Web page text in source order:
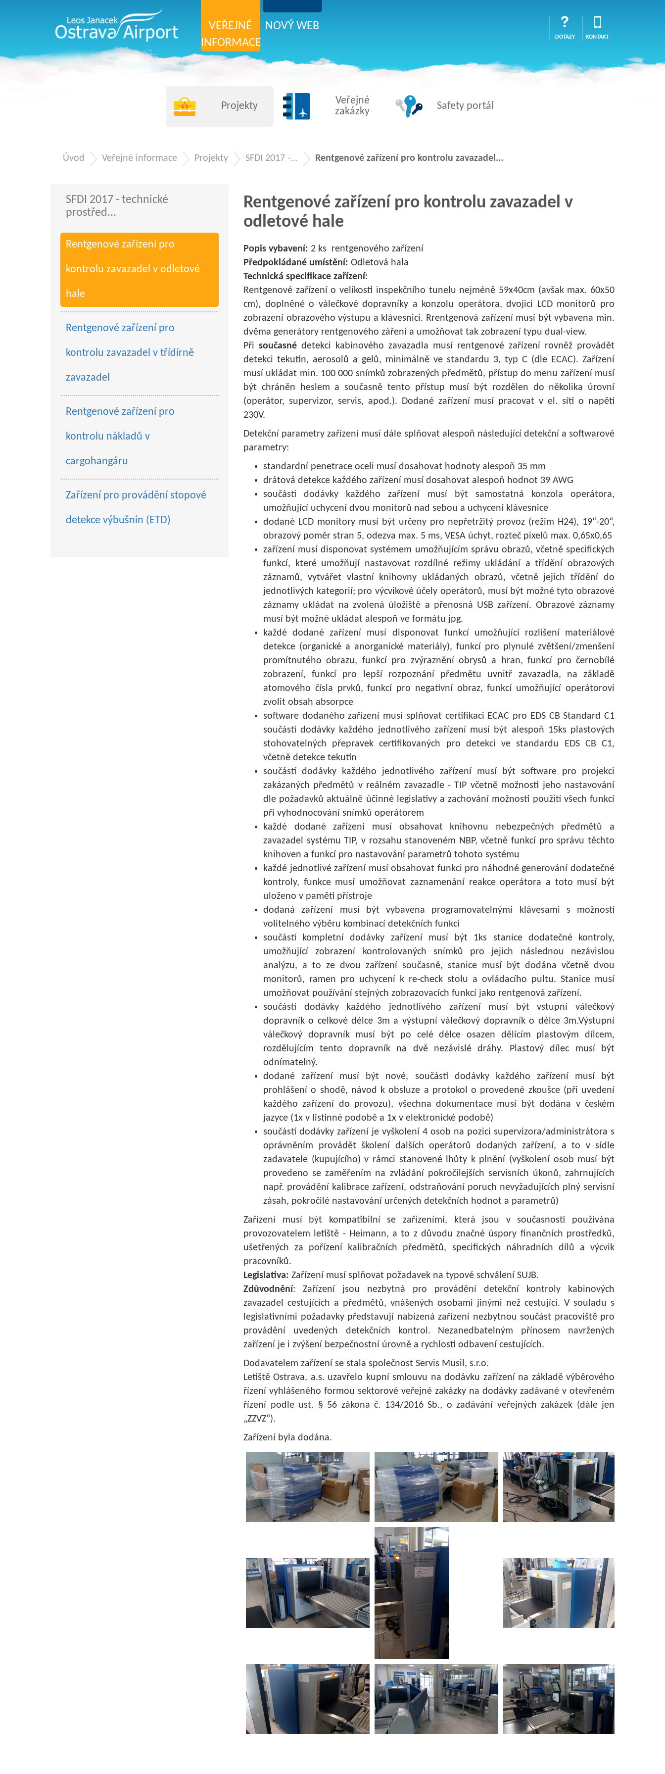
VEŘEJNÉ
INFORMACE
NOVÝ WEB
KONTAKT
DOTAZY
Projekty
Veřejné
zakázky
Safety portál
Úvod Veřejné informace Projekty SFDI 2017 -... Rentgenové zařízení pro kontrolu zavazadel...
Rentgenové zařízení pro kontrolu zavazadel v
odletové hale
Popis vybavení: 2 ks rentgenového zařízení
Předpokládané umístění: Odletová hala
Technická specifikace zařízení:
Rentgenové zařízení o velikosti inspekčního tunelu nejméně 59x40cm (avšak max. 60x50
cm), doplněné o válečkové dopravníky a konzolu operátora, dvojici LCD monitorů pro
zobrazení obrazového výstupu a klávesnici. Rrentgenová zařízení musí být vybavena min.
dvěma generátory rentgenového záření a umožňovat tak zobrazení typu dual-view.
Při současné detekci kabinového zavazadla musí rentgenové zařízení rovněž provádět
detekci tekutin, aerosolů a gelů, minimálně ve standardu 3, typ C (dle ECAC). Zařízení
musí ukládat min. 100 000 snímků zobrazených předmětů, přístup do menu zařízení musí
být chráněn heslem a současně tento přístup musí být rozdělen do několika úrovní
(operátor, supervizor, servis, apod.). Dodané zařízení musí pracovat v el. síti o napětí
230V.
Detekční parametry zařízení musí dále splňovat alespoň následující detekční a softwarové
parametry:
standardní penetrace oceli musí dosahovat hodnoty alespoň 35 mm
drátová detekce každého zařízení musí dosahovat alespoň hodnot 39 AWG
součástí dodávky každého zařízení musí být samostatná konzola operátora,
umožňující uchycení dvou monitorů nad sebou a uchycení klávesnice
dodané LCD monitory musí být určeny pro nepřetržitý provoz (režim H24), 19“-20“,
obrazový poměr stran 5, odezva max. 5 ms, VESA úchyt, rozteč pixelů max. 0,65x0,65
zařízení musí disponovat systémem umožňujícím správu obrazů, včetně specifických
funkcí, které umožňují nastavovat rozdílné režimy ukládání a třídění obrazových
záznamů, vytvářet vlastní knihovny ukládaných obrazů, včetně jejich třídění do
jednotlivých kategorií; pro výcvikové účely operátorů, musí být možné tyto obrazové
záznamy ukládat na zvolená úložiště a přenosná USB zařízení. Obrazové záznamy
musí být možné ukládat alespoň ve formátu jpg.
každé dodané zařízení musí disponovat funkcí umožňující rozlišení materiálové
detekce (organické a anorganické materiály), funkcí pro plynulé zvětšení/zmenšení
promítnutého obrazu, funkcí pro zvýraznění obrysů a hran, funkcí pro černobílé
zobrazení, funkcí pro lepší rozpoznání předmětu uvnitř zavazadla, na základě
atomového čísla prvků, funkcí pro negativní obraz, funkcí umožňující operátorovi
zvolit obsah absorpce
software dodaného zařízení musí splňovat certifikaci ECAC pro EDS CB Standard C1
součástí dodávky každého jednotlivého zařízení musí být alespoň 15ks plastových
stohovatelných přepravek certifikovaných pro detekci ve standardu EDS CB C1,
včetně detekce tekutin
součástí dodávky každého jednotlivého zařízení musí být software pro projekci
zakázaných předmětů v reálném zavazadle - TIP včetně možnosti jeho nastavování
dle požadavků aktuálně účinné legislativy a zachování možnosti použití všech funkcí
při vyhodnocování snímků operátorem
každé dodané zařízení musí obsahovat knihovnu nebezpečných předmětů a
zavazadel systému TIP, v rozsahu stanoveném NBP, včetně funkcí pro správu těchto
knihoven a funkcí pro nastavování parametrů tohoto systému
každé jednotlivé zařízení musí obsahovat funkci pro náhodné generování dodatečné
kontroly, funkce musí umožňovat zaznamenání reakce operátora a toto musí být
uloženo v paměti přístroje
dodaná zařízení musí být vybavena programovatelnými klávesami s možností
volitelného výběru kombinací detekčních funkcí
součástí kompletní dodávky zařízení musí být 1ks stanice dodatečné kontroly,
umožňující zobrazení kontrolovaných snímků pro jejich následnou nezávislou
analýzu, a to ze dvou zařízení současně, stanice musí být dodána včetně dvou
monitorů, ramen pro uchycení k re-check stolu a ovládacího pultu. Stanice musí
umožňovat používání stejných zobrazovacích funkcí jako rentgenová zařízení.
součástí dodávky každého jednotlivého zařízení musí být vstupní válečkový
dopravník o celkové délce 3m a výstupní válečkový dopravník o délce 3m.Výstupní
válečkový dopravník musí být po celé délce osazen dělícím plastovým dílcem,
rozdělujícím tento dopravník na dvě nezávislé dráhy. Plastový dílec musí být
odnímatelný.
dodané zařízení musí být nové, součásti dodávky každého zařízení musí být
prohlášení o shodě, návod k obsluze a protokol o provedené zkoušce (při uvedení
každého zařízení do provozu), všechna dokumentace musí být dodána v českém
jazyce (1x v listinné podobě a 1x v elektronické podobě)
součástí dodávky zařízení je vyškolení 4 osob na pozici supervizora/administrátora s
oprávněním provádět školení dalších operátorů dodaných zařízení, a to v sídle
zadavatele (kupujícího) v rámci stanovené lhůty k plnění (vyškolení osob musí být
provedeno se zaměřením na zvládání pokročilejších servisních úkonů, zahrnujících
např. provádění kalibrace zařízení, odstraňování poruch nevyžadujících plný servisní
zásah, pokročilé nastavování určených detekčních hodnot a parametrů)
Zařízení musí být kompatibilní se zařízeními, která jsou v současnosti používána
provozovatelem letiště - Heimann, a to z důvodu značné úspory finančních prostředků,
ušetřených za pořízení kalibračních předmětů, specifických náhradních dílů a výcvik
pracovníků.
Legislativa: Zařízení musí splňovat požadavek na typové schválení SUJB.
Zdůvodnění: Zařízení jsou nezbytná pro provádění detekční kontroly kabinových
zavazadel cestujících a předmětů, vnášených osobami jinými než cestující. V souladu s
legislativními požadavky představují nabízená zařízení nezbytnou součást pracoviště pro
provádění uvedených detekčních kontrol. Nezanedbatelným přínosem navržených
zařízení je i zvýšení bezpečnostní úrovně a rychlosti odbavení cestujících.
Dodavatelem zařízení se stala společnost Servis Musil, s.r.o.
Letiště Ostrava, a.s. uzavřelo kupní smlouvu na dodávku zařízení na základě výběrového
řízení vyhlášeného formou sektorové veřejné zakázky na dodávky zadávané v otevřeném
řízení podle ust. § 56 zákona č. 134/2016 Sb., o zadávání veřejných zakázek (dále jen
„ZZVZ“).
Zařízení byla dodána.
SFDI 2017 - technické
prostřed...
Rentgenové zařízení pro
kontrolu zavazadel v odletové
hale
Rentgenové zařízení pro
kontrolu zavazadel v třídírně
zavazadel
Rentgenové zařízení pro
kontrolu nákladů v
cargohangáru
Zařízení pro provádění stopové
detekce výbušnin (ETD)